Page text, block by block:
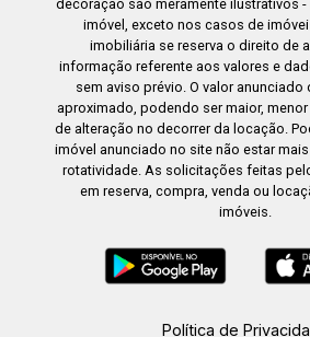
decoração são meramente ilustrativos
imóvel, exceto nos casos de
imobiliária se reserva o direito de
informação referente aos valores e
sem aviso prévio. O valor
aproximado, podendo ser maior,
de alteração no decorrer da locação.
imóvel anunciado no site não estar
rotatividade. As solicitações feitas
em reserva, compra, venda ou
imóveis.
Política de